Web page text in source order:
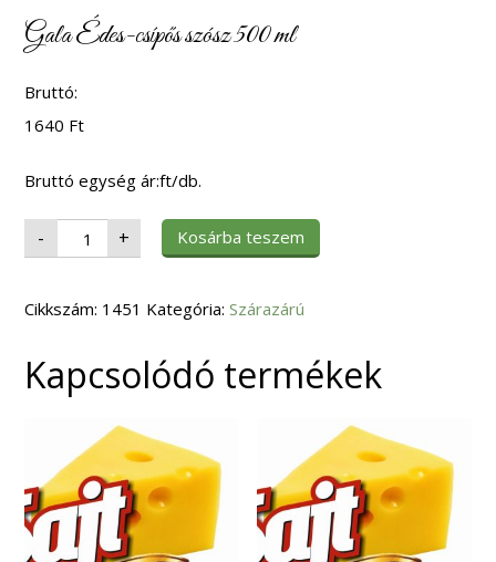
Gala Édes-csípős szósz 500 ml
Bruttó:
1640 Ft
Bruttó egység ár:ft/db.
- Gala
Édes-
csípős
ml
+ Kosárba teszem
Cikkszám: 1451 Kategória:Szárazárú
Kapcsolódó termékek